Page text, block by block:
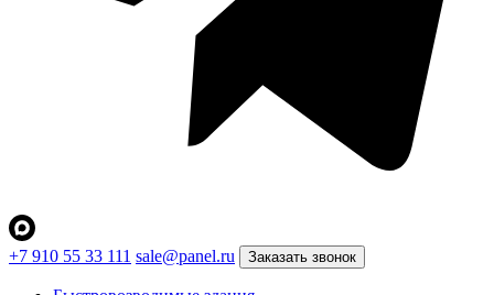
+7 910 55 33 111 sale@panel.ru Заказать звонок